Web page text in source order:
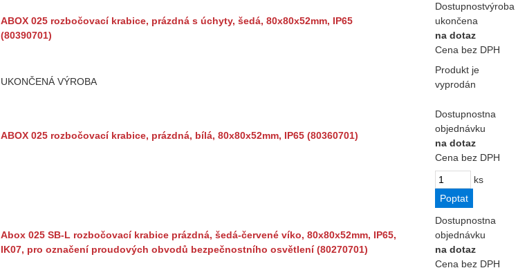
ABOX 025 rozbočovací krabice, prázdná s úchyty, šedá, 80x80x52mm, IP65
(80390701)
Dostupnostvýroba
ukončena
na dotaz
Cena bez DPH
UKONČENÁ VÝROBA
Produkt je
vyprodán
ABOX 025 rozbočovací krabice, prázdná, bílá, 80x80x52mm, IP65 (80360701)
Dostupnostna
objednávku
na dotaz
Cena bez DPH
ks
Abox 025 SB-L rozbočovací krabice prázdná, šedá-červené víko, 80x80x52mm, IP65,
IK07, pro označení proudových obvodů bezpečnostního osvětlení (80270701)
Dostupnostna
objednávku
na dotaz
Cena bez DPH